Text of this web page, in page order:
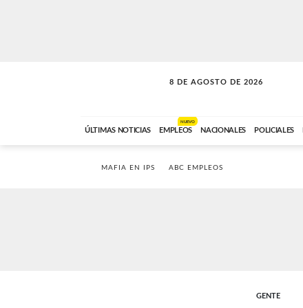
8 DE AGOSTO DE 2026
SOLO MÚSICA
ÚLTIMAS NOTICIAS EMPLEOS
NUEVO
NACIONALES POLICIALES
MAFIA EN IPS ABC EMPLEOS
GENTE